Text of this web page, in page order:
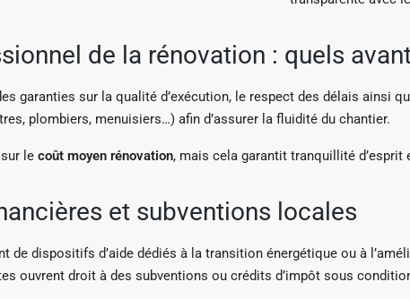
de la rénovation : quels
garanties sur la qualité d’exécution, le respect des délais ainsi
plombiers, menuisiers…) afin d’assurer la fluidité du chantier.
le coût moyen rénovation, mais cela garantit tranquillité
et subventions locales
de dispositifs d’aide dédiés à la transition énergétique ou à
ouvrent droit à des subventions ou crédits d’impôt sous